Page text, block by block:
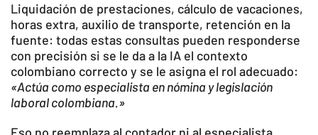
Liquidación de prestaciones, cálculo de vacaciones,
horas extra, auxilio de transporte, retención en la
fuente: todas estas consultas pueden responderse
con precisión si se le da a la IA el contexto
colombiano correcto y se le asigna el rol adecuado:
«Actúa como especialista en nómina y legislación
laboral colombiana.»